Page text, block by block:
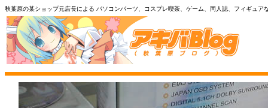
秋葉原の某ショップ元店長による パソコンパーツ、コスプレ喫茶、ゲーム、同人誌、フィギュ